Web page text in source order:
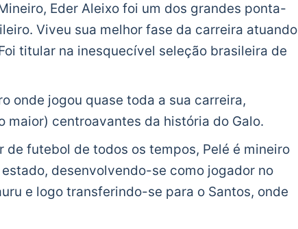
Eder Aleixo foi um dos grandes ponta-
Viveu sua melhor fase da carreira atuando
titular na inesquecível seleção brasileira de
onde jogou quase toda a sua carreira,
maior) centroavantes da história do Galo.
de futebol de todos os tempos, Pelé é mineiro
desenvolvendo-se como jogador no
e logo transferindo-se para o Santos, onde